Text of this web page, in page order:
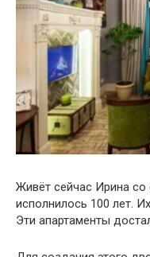
Живёт сейчас Ирина
исполнилось 100 лет.
Эти апартаменты